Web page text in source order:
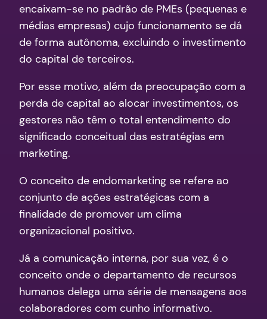
encaixam-se no padrão de PMEs (pequenas e
médias empresas) cujo funcionamento se dá
de forma autônoma, excluindo o investimento
do capital de terceiros.
Por esse motivo, além da preocupação com a
perda de capital ao alocar investimentos, os
gestores não têm o total entendimento do
significado conceitual das estratégias em
marketing.
O conceito de endomarketing se refere ao
conjunto de ações estratégicas com a
finalidade de promover um clima
organizacional positivo.
Já a comunicação interna, por sua vez, é o
conceito onde o departamento de recursos
humanos delega uma série de mensagens aos
colaboradores com cunho informativo.